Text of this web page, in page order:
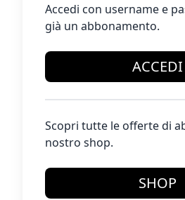
Accedi con username e
già un abbonamento.
ACCEDI
Scopri tutte le offerte di
nostro shop.
SHOP